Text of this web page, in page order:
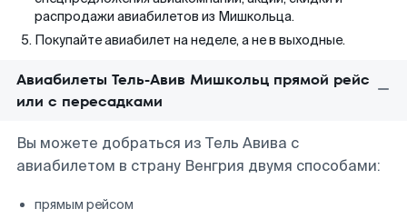
распродажи авиабилетов из Мишкольца.
Покупайте авиабилет на неделе, а не в выходные.
Авиабилеты Тель-Авив Мишкольц прямой рейс
или с пересадками
Вы можете добраться из Тель Авива с
авиабилетом в страну Венгрия двумя способами:
прямым рейсом